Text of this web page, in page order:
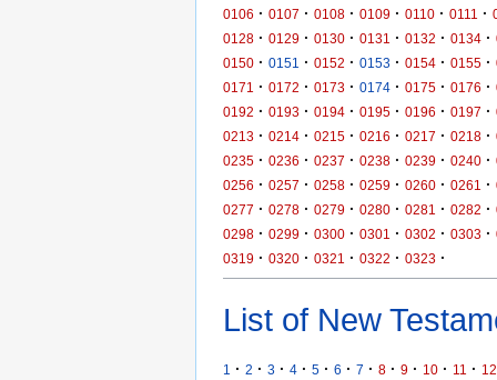
0106 · 0107 · 0108 · 0109 · 0110 · 0111 ·
0128 · 0129 · 0130 · 0131 · 0132 · 0134 ·
0150 · 0151 · 0152 · 0153 · 0154 · 0155 ·
0171
· 0172 · 0173 · 0174 · 0175 · 0176 ·
0192 · 0193 · 0194 · 0195 · 0196 · 0197 ·
0213 · 0214 · 0215 · 0216 · 0217 · 0218 ·
0235 · 0236 · 0237 · 0238 · 0239 · 0240 ·
0256 · 0257 · 0258 · 0259 · 0260 · 0261 ·
0277 · 0278 · 0279 · 0280 · 0281 · 0282 ·
0298 · 0299 · 0300 · 0301 · 0302 · 0303 ·
0319 · 0320 · 0321 · 0322 · 0323 ·
List of New
1 · 2 · 3 · 4 · 5 · 6 · 7 · 8 · 9 · 10 · 11 · 12